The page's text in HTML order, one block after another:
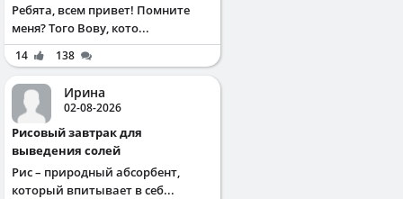
Ребята, всем привет! Помните
меня? Того Вову, кото...
14 138
Ирина
02-08-2026
Рисовый завтрак для
выведения солей
Рис – природный абсорбент,
который впитывает в себ...